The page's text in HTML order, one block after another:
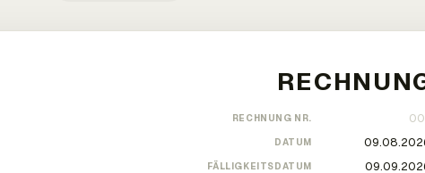
RECHNUNG NR.
DATUM
FÄLLIGKEITSDATUM